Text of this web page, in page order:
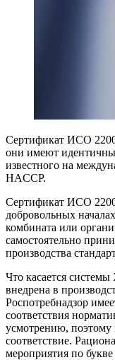
Сертификат ИСО
они имеют
известного на
HACCP.
Сертификат ИСО
добровольных
комбината или
самостоятельно
производства
Что касается
внедрена в
Роспотребнадзор
соответствия
усмотрению, поэтому
соответствие.
мероприятия по букве